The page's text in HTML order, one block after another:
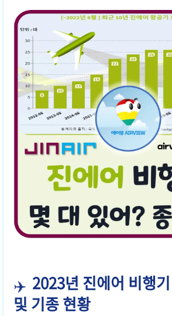
2023년 진에어 비행
및 기종 현황